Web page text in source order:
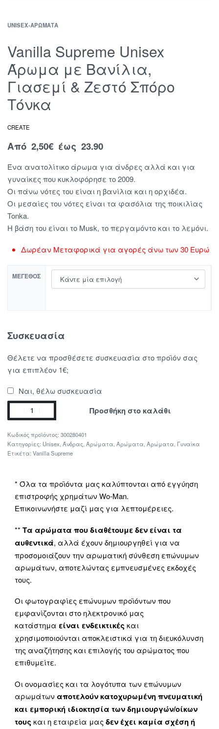
UNISEX›ΑΡΏΜΑΤΑ
Vanilla Supreme Unisex
Άρωμα με Βανίλια,
Γιασεμί & Ζεστό Σπόρο
Τόνκα
CREATE
Από 2,50€ έως 23.90
Ένα ανατολίτικο άρωμα για άνδρες αλλά και για
γυναίκες που κυκλοφόρησε το 2009.
Οι πάνω νότες του είναι η βανίλια και η ορχιδέα.
Οι μεσαίες του νότες είναι τα φασόλια της ποικιλίας
Tonka.
Η βάση του είναι το Μusk, το περγαμόντο και το λεμόνι.
Δωρέαν Μεταφορικά για αγορές άνω των 30 Ευρώ
ΜΈΓΕΘΟΣ
Συσκευασία
Θέλετε να προσθέσετε συσκευασία στο προϊόν σας
για επιπλέον 1€;
Ναι, θέλω συσκευασία
Προσθήκη στο καλάθι
300280401
Κατηγορίες: Unisex Άνδρας Αρώματα Αρώματα Αρώματα Γυναίκα
Ετικέτα: Vanilla Supreme
* Όλα τα προϊόντα μας καλύπτονται από εγγύηση
επιστροφής χρημάτων Wo-Man.
Επικοινωνήστε μαζί μας για λεπτομέρειες.
** Τα αρώματα που διαθέτουμε δεν είναι τα
αυθεντικά, αλλά έχουν δημιουργηθεί για να
προσομοιάζουν την αρωματική σύνθεση επώνυμων
αρωμάτων, αποτελώντας εμπνευσμένες εκδοχές
τους.
Οι φωτογραφίες επώνυμων προϊόντων που
εμφανίζονται στο ηλεκτρονικό μας
κατάστημα είναι ενδεικτικές και
χρησιμοποιούνται αποκλειστικά για τη διευκόλυνση
της αναζήτησης και επιλογής του αρώματος που
επιθυμείτε.
Οι ονομασίες και τα λογότυπα των επώνυμων
αρωμάτων αποτελούν κατοχυρωμένη πνευματική
και εμπορική ιδιοκτησία των δημιουργών/οίκων
τους και η εταιρεία μας δεν έχει καμία σχέση ή